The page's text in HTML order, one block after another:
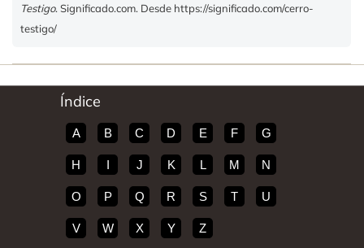
Testigo. Significado.com. Desde https://significado.com/cerro-
testigo/
Índice
A B C D E F G
H I J K L M N
O P Q R S T U
V W X Y Z